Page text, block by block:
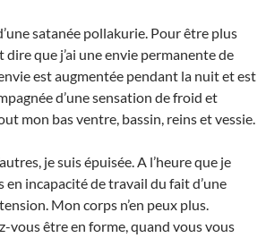
satanée pollakurie. Pour être plus
dire que j’ai une envie permanente de
est augmentée pendant la nuit et est
d’une sensation de froid et
mon bas ventre, bassin, reins et vessie.
je suis épuisée. A l’heure que je
en incapacité de travail du fait d’une
Mon corps n’en peux plus.
vous être en forme, quand vous vous